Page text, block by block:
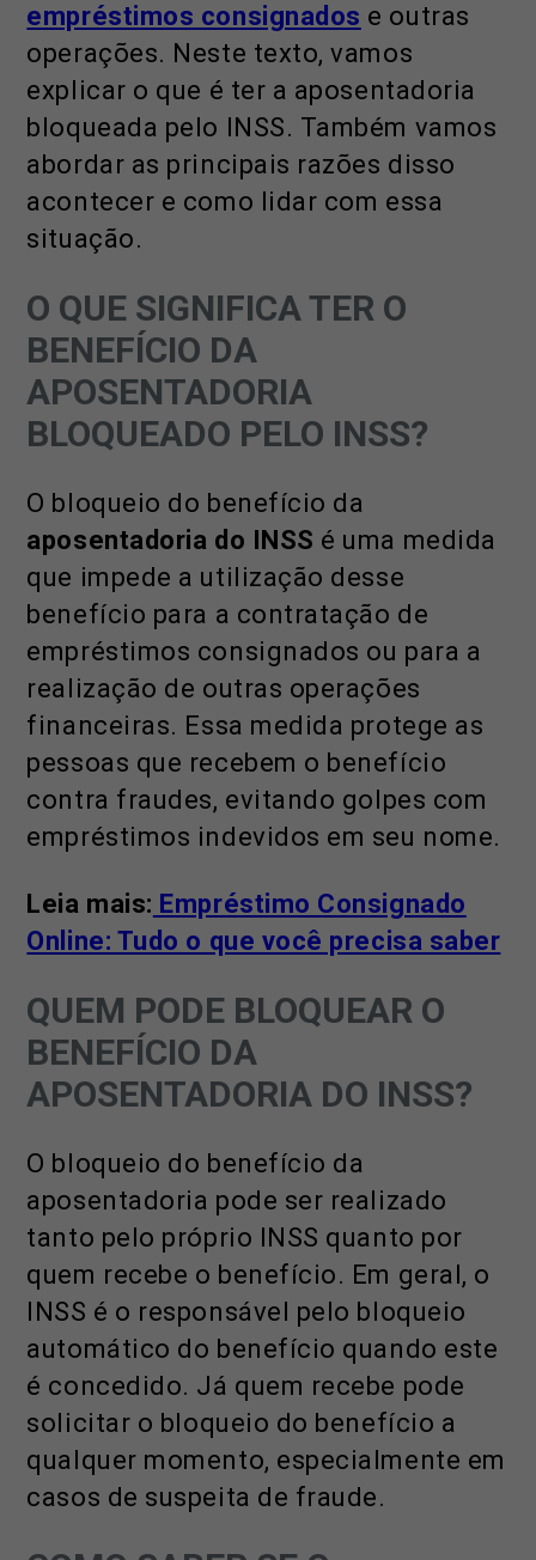
empréstimos consignados e outras
operações. Neste texto, vamos
explicar o que é ter a aposentadoria
bloqueada pelo INSS. Também vamos
abordar as principais razões disso
acontecer e como lidar com essa
situação.
O QUE SIGNIFICA TER O
BENEFÍCIO DA
APOSENTADORIA
BLOQUEADO PELO INSS?
O bloqueio do benefício da
aposentadoria do INSS é uma medida
que impede a utilização desse
benefício para a contratação de
empréstimos consignados ou para a
realização de outras operações
financeiras. Essa medida protege as
pessoas que recebem o benefício
contra fraudes, evitando golpes com
empréstimos indevidos em seu nome.
Leia mais: Empréstimo Consignado
Online: Tudo o que você precisa saber
QUEM PODE BLOQUEAR O
BENEFÍCIO DA
APOSENTADORIA DO INSS?
O bloqueio do benefício da
aposentadoria pode ser realizado
tanto pelo próprio INSS quanto por
quem recebe o benefício. Em geral, o
INSS é o responsável pelo bloqueio
automático do benefício quando este
é concedido. Já quem recebe pode
solicitar o bloqueio do benefício a
qualquer momento, especialmente em
casos de suspeita de fraude.